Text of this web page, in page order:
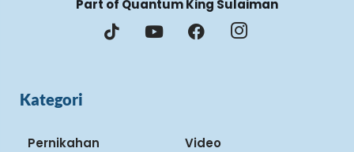
Part of Quantum King Sulaiman
Kategori
Pernikahan
Video